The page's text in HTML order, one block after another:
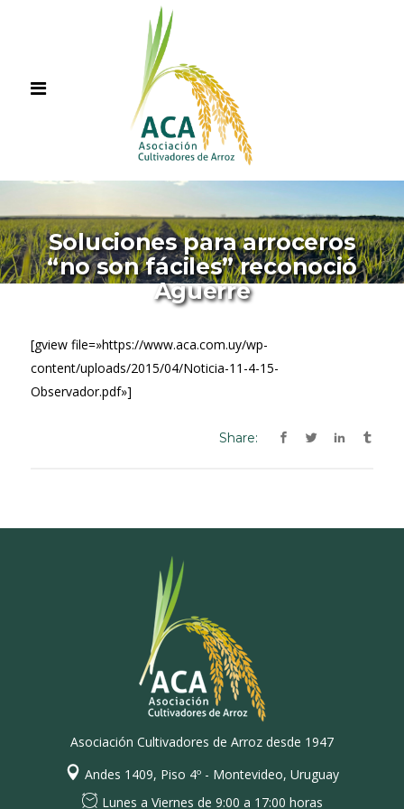
Soluciones para arroceros
“no son fáciles” reconoció
Aguerre
[gview file=»https://www.aca.com.uy/wp-
content/uploads/2015/04/Noticia-11-4-15-
Observador.pdf»]
Share:
Asociación Cultivadores de Arroz desde 1947
Andes 1409, Piso 4º - Montevideo, Uruguay
Lunes a Viernes de 9:00 a 17:00 horas